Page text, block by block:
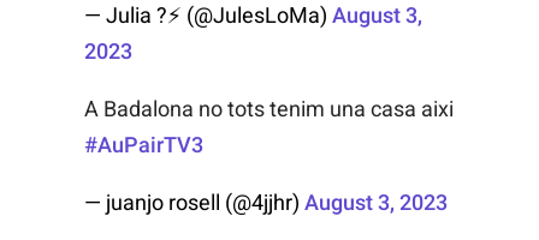
— Julia ?⚡ (@JulesLoMa) August 3,
2023
A Badalona no tots tenim una casa aixi
#AuPairTV3
— juanjo rosell (@4jjhr) August 3, 2023